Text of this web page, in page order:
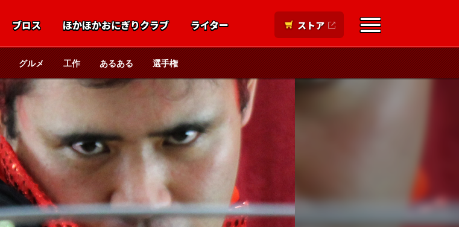
ブロス ほかほかおにぎりクラブ ライター ストア
グルメ 工作 あるある 選手権